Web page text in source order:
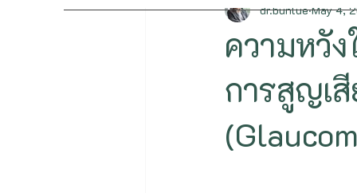
กระดูกและกล้ามเนื้อ ต่อม
ฟื้นฟูสุข
Genetics&Epigenetics
ความหวั
การสูญเ
dr.bunlue May 4,